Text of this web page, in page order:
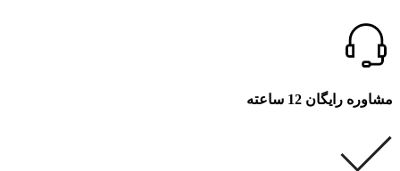
مشاوره رایگان 12 ساعته